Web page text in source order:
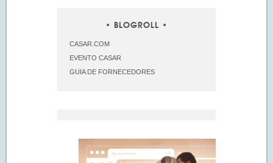
BLOGROLL
CASAR.COM
EVENTO CASAR
GUIA DE FORNECEDORES